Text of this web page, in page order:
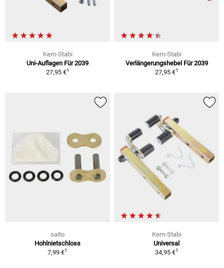
Kern-Stabi
Uni-Auflagen Für 2039
27,95 €1
Kern-Stabi
Verlängerungshebel Für 2039
27,95 €1
saito
Hohlnietschloss
7,99 €1
Kern-Stabi
Universal
34,95 €1